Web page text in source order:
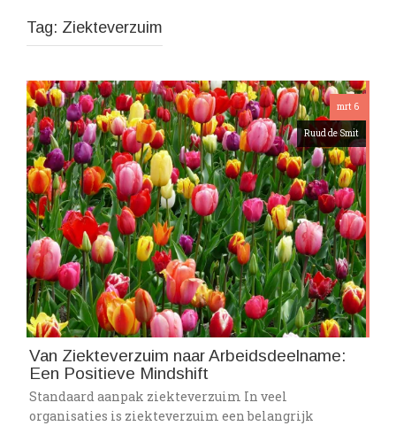
Tag: Ziekteverzuim
mrt 6
Ruud de Smit
Van Ziekteverzuim naar Arbeidsdeelname:
Een Positieve Mindshift
Standaard aanpak ziekteverzuim In veel
organisaties is ziekteverzuim een belangrijk